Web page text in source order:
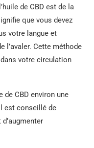
de CBD est de la
que vous devez
votre langue et
l’avaler. Cette méthode
dans votre circulation
de CBD environ une
est conseillé de